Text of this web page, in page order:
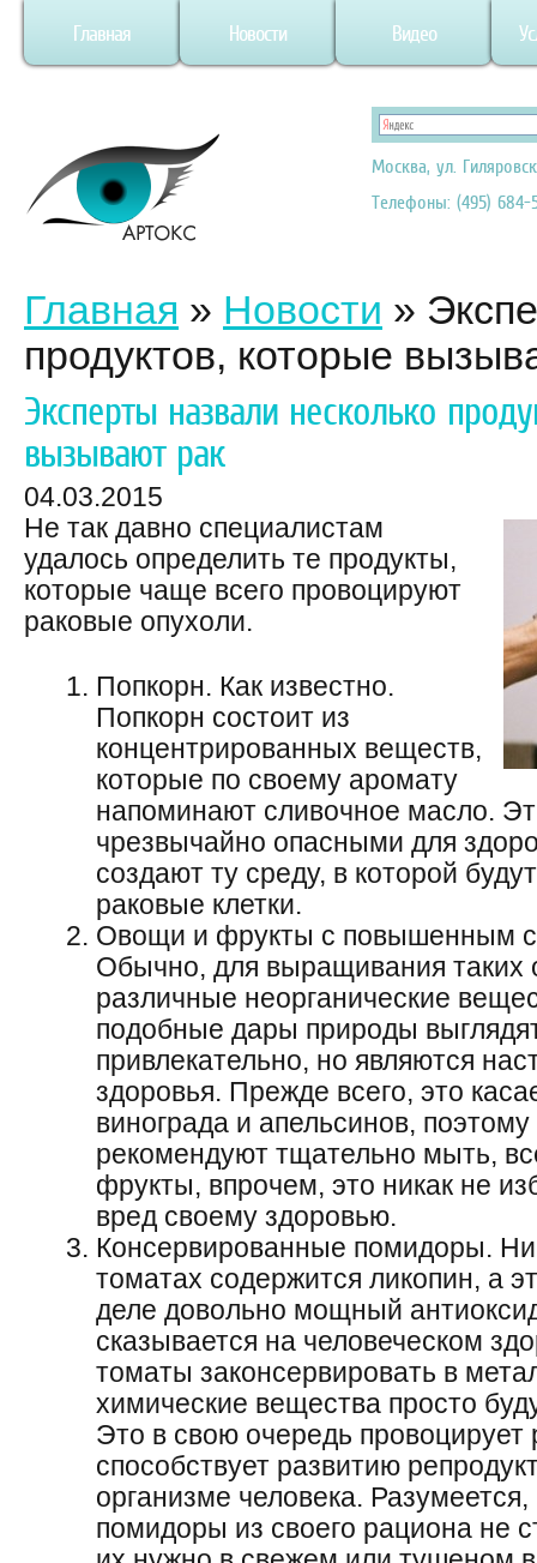
Главная Новости Видео
Москва, ул.
Телефоны: (495) 684-
Главная » Новости »
продуктов, которые
Эксперты назвали несколько
вызывают рак
04.03.2015
Не так давно специалистам
удалось определить те продукты,
которые чаще всего провоцируют
раковые опухоли.
Попкорн. Как известно.
Попкорн состоит из
концентрированных веществ,
которые по своему аромату
напоминают сливочное масло.
чрезвычайно опасными для
создают ту среду, в которой
раковые клетки.
Овощи и фрукты с повышенным
Обычно, для выращивания таких
различные неорганические
подобные дары природы
привлекательно, но являются
здоровья. Прежде всего, это
винограда и апельсинов,
рекомендуют тщательно мыть,
фрукты, впрочем, это никак не
вред своему здоровью.
Консервированные помидоры. Ни
томатах содержится ликопин, а
деле довольно мощный
сказывается на человеческом
томаты законсервировать в
химические вещества просто
Это в свою очередь провоцирует
способствует развитию
организме человека.
помидоры из своего рациона не